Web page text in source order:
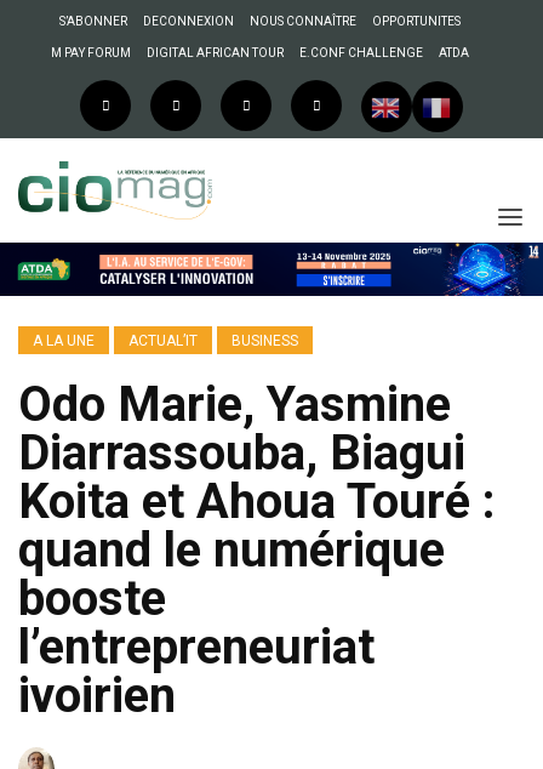
S’ABONNER DECONNEXION NOUS CONNAÎTRE OPPORTUNITES
M PAY FORUM DIGITAL AFRICAN TOUR E.CONF CHALLENGE ATDA
A LA UNE ACTUAL’IT BUSINESS
Odo Marie, Yasmine
Diarrassouba, Biagui
Koita et Ahoua Touré :
quand le numérique
booste
l’entrepreneuriat
ivoirien